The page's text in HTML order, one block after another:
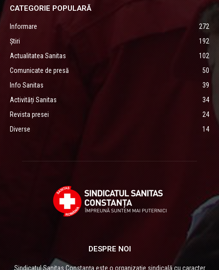
CATEGORIE POPULARĂ
Informare
272
Știri
192
Actualitatea Sanitas
102
Comunicate de presă
50
Info Sanitas
39
Activități Sanitas
34
Revista presei
24
Diverse
14
DESPRE NOI
Sindicatul Sanitas Constanţa este o organizaţie sindicală cu caracter